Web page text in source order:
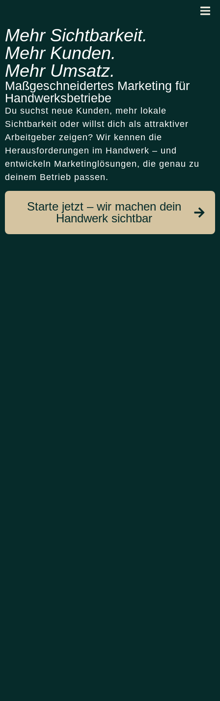
Mehr Sichtbarkeit.
Mehr Kunden.
Mehr Umsatz.
Maß­geschneidertes Marketing für
Handwerks­betriebe
Du suchst neue Kunden, mehr lokale
Sichtbarkeit oder willst dich als attraktiver
Arbeitgeber zeigen? Wir kennen die
Herausforderungen im Handwerk – und
entwickeln Marketinglösungen, die genau zu
deinem Betrieb passen.
Starte jetzt – wir machen dein
Handwerk sichtbar